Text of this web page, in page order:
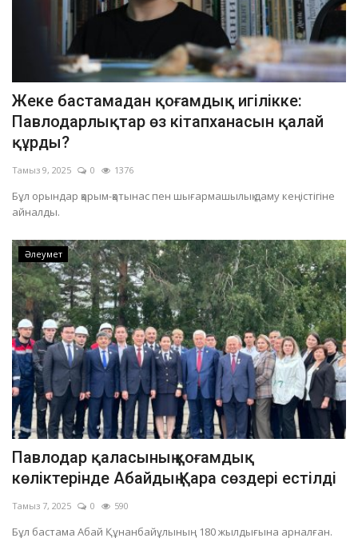
Жеке бастамадан қоғамдық игілікке:
Павлодарлықтар өз кітапханасын қалай
құрды?
Тамыз 9, 2025 0 1376
Бұл орындар қарым-қатынас пен шығармашылық даму кеңістігіне
айналды.
Әлеумет
Павлодар қаласының қоғамдық
көліктерінде Абайдың Қара сөздері естілді
Тамыз 7, 2025 0 590
Бұл бастама Абай Құнанбайұлының 180 жылдығына арналған.